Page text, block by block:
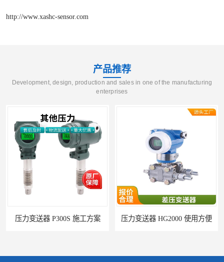
http://www.xashc-sensor.com
产品推荐
Development, design, production and sales in one of the manufacturing
enterprises
压力变送器 HG2000 使用方便 盛弘创压力变送器NS-I7 液体压力传感器负压计